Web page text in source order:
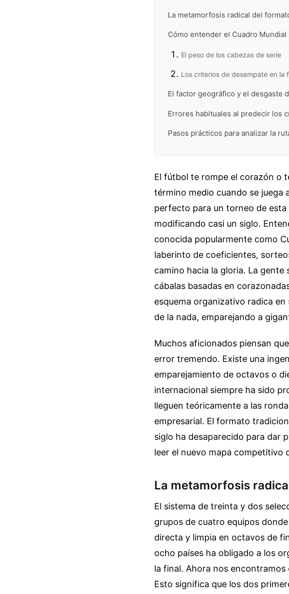
La metamorfosis radical del
Cómo entender el Cuadro Mundial
El peso de los cabezas de serie
Los criterios de desempate en la
El factor geográfico y el desgaste
Errores habituales al predecir los
Pasos prácticos para analizar la
El fútbol te rompe el corazón o
término medio cuando se juega
perfecto para un torneo de esta
modificando casi un siglo.
conocida popularmente como
laberinto de coeficientes,
camino hacia la gloria. La gente
cábalas basadas en
esquema organizativo radica
de la nada, emparejando a
Muchos aficionados piensan
error tremendo. Existe una
emparejamiento de octavos o
internacional siempre ha sido
lleguen teóricamente a las
empresarial. El formato
siglo ha desaparecido para dar
leer el nuevo mapa competitivo
La metamorfosis
El sistema de treinta y dos
grupos de cuatro equipos
directa y limpia en octavos de
ocho países ha obligado a los
la final. Ahora nos
Esto significa que los dos